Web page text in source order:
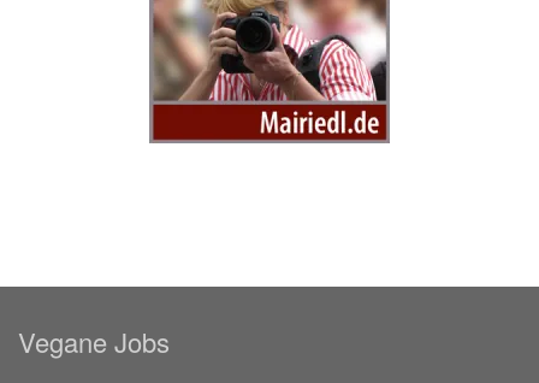
Vegane Jobs